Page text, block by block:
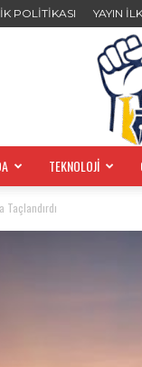
POLİTİKASI YAYIN
TEKNOLOJİ
Taçlandırdı